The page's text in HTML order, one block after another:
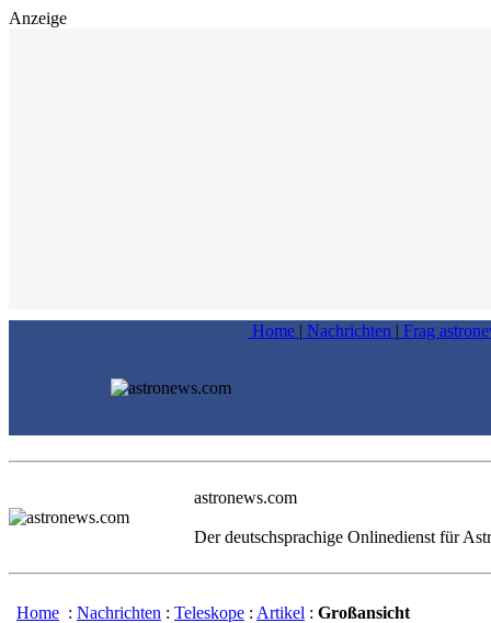
Anzeige
Home | Nachrichten | Frag
astronews.com
Der deutschsprachige Onlinedienst für
Home : Nachrichten : Teleskope : Artikel : Großansicht